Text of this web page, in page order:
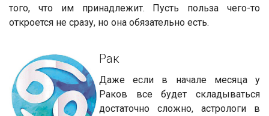
того, что им принадлежит. Пусть польза чего-то
откроется не сразу, но она обязательно есть.
Рак
Даже если в начале месяца у
Раков все будет складываться
достаточно сложно, астрологи в